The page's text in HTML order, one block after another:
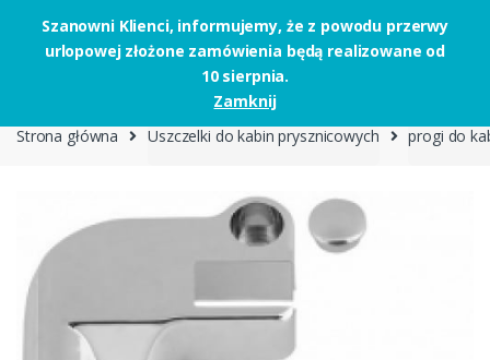
Skip to navigation
Skip to content
Strona główna Uszczelki do kabin prysznicowych progi do
Szanowni Klienci, informujemy, że z powodu przerwy
urlopowej złożone zamówienia będą realizowane od
10 sierpnia.
Zamknij